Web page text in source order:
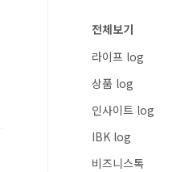
전체보기
라이프 log
상품 log
인사이트 log
IBK log
비즈니스톡